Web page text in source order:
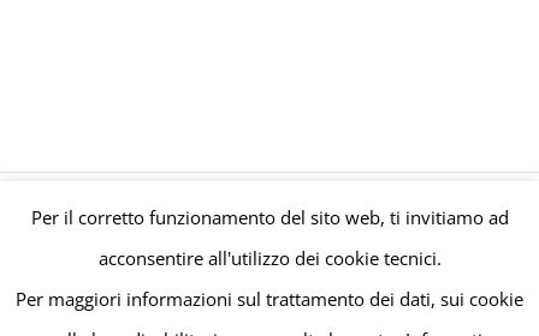
© Gruppo Polaris P.IVA C.F. Iscriz. CCIAA 08671820010 |Privacy e
Cookie Policy | Powered bymeltingmedia.it
Per il corretto funzionamento del sito web, ti invitiamo ad
acconsentire all'utilizzo dei cookie tecnici.
Per maggiori informazioni sul trattamento dei dati, sui cookie